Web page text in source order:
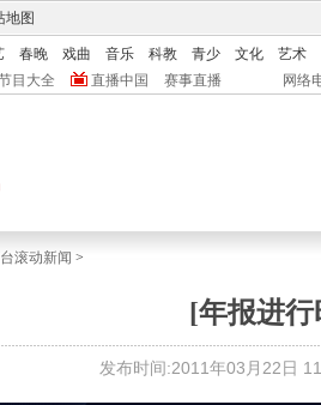
地图
春晚 戏曲 音乐 科教 青少 文化
艺术
目大全 直播中国 赛事直播 网络
滚动新闻 >
[年报进
发布时间:2011年03月22日